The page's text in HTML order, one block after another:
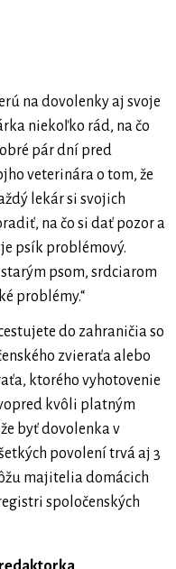
na dovolenky aj svoje
niekoľko rád, na čo
pár dní pred
veterinára o tom, že
lekár si svojich
na čo si dať pozor a
psík problémový.
psom, srdciarom
problémy.“
do zahraničia so
zvieraťa alebo
ktorého vyhotovenie
kvôli platným
byť dovolenka v
povolení trvá aj 3
majitelia domácich
spoločenských